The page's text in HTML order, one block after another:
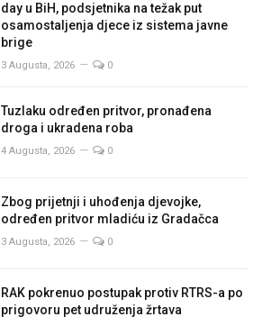
day u BiH, podsjetnika na težak put
osamostaljenja djece iz sistema javne
brige
3 Augusta, 2026 0
Tuzlaku određen pritvor, pronađena
droga i ukradena roba
4 Augusta, 2026 0
Zbog prijetnji i uhođenja djevojke,
određen pritvor mladiću iz Gradačca
3 Augusta, 2026 0
RAK pokrenuo postupak protiv RTRS-a po
prigovoru pet udruženja žrtava